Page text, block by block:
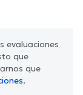
evaluaciones
que
que